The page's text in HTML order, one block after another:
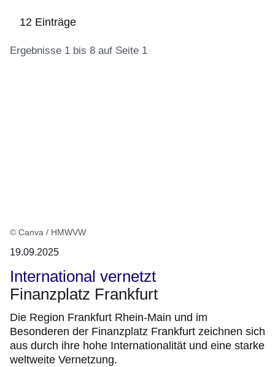
12 Einträge
Ergebnisse 1 bis 8 auf Seite 1
© Canva / HMWVW
19.09.2025
International vernetzt
Finanzplatz Frankfurt
Die Region Frankfurt Rhein-Main und im
Besonderen der Finanzplatz Frankfurt zeichnen sich
aus durch ihre hohe Internationalität und eine starke
weltweite Vernetzung.